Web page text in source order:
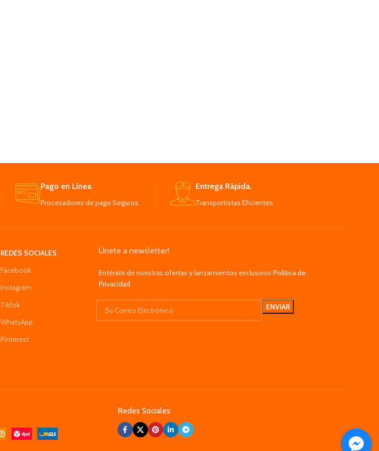
Pago en Línea.
Procesadores de pago Seguros.
Entrega Rápida.
Transportistas Eficientes
REDES SOCIALES
Facebook
Instagram
Tiktok
WhatsApp
Pinterest
Únete a newsletter!
Entérate de nuestras ofertas y lanzamientos exclusivos Política de
Privacidad
Redes Sociales: